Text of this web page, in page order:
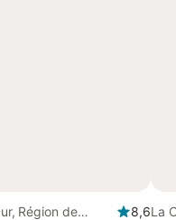
Région de
8,6La